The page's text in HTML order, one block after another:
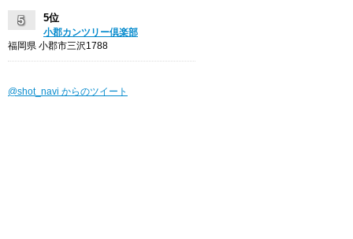
5位
小郡カンツリー倶楽部
福岡県 小郡市三沢1788
@shot_navi からのツイート